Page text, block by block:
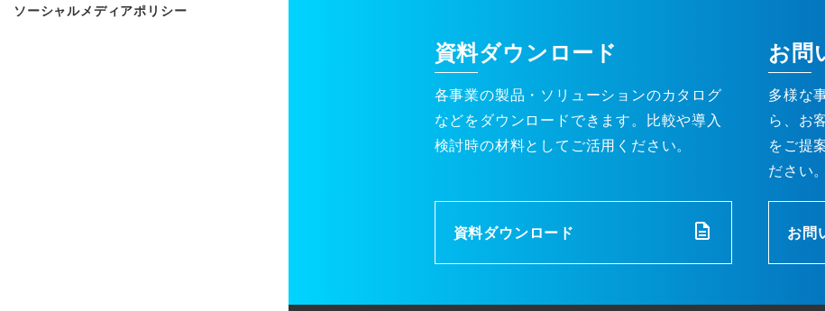
ソーシャルメディアポリシー
資料ダウンロード
各事業の製品・ソリューションのカタログ
などをダウンロードできます。比較や導入
検討時の材料としてご活用ください。
資料ダウンロード
お問
多様な
ら、お
をご提
ださい。
お問